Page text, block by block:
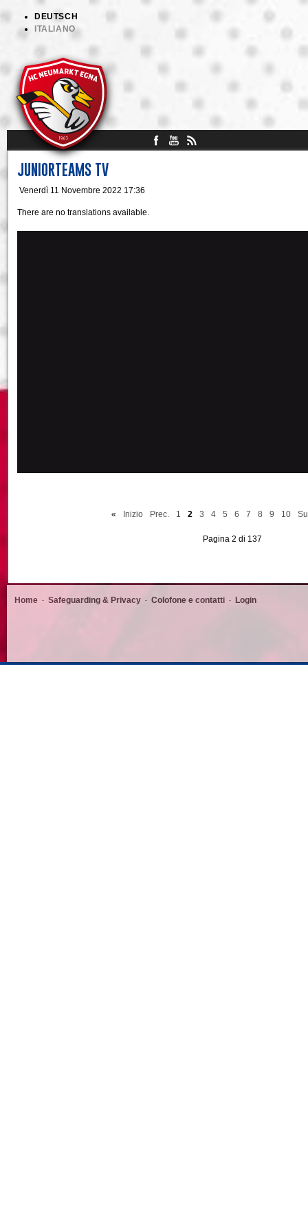
DEUTSCH
ITALIANO
JUNIORTEAMS TV
Venerdì 11 Novembre 2022 17:36
There are no translations available.
« Inizio Prec. 1 2 3 4 5 6 7 8 9 10
Pagina 2 di 137
Home Safeguarding & Privacy Colofone e contatti Login